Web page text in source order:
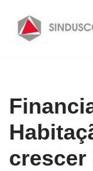
Pular
crescer